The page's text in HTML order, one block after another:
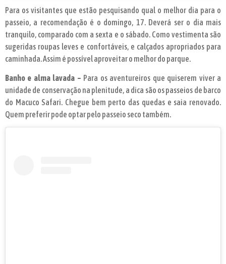
Para os visitantes que estão pesquisando qual o melhor dia para o
passeio, a recomendação é o domingo, 17. Deverá ser o dia mais
tranquilo, comparado com a sexta e o sábado. Como vestimenta são
sugeridas roupas leves e confortáveis, e calçados apropriados para
caminhada. Assim é possível aproveitar o melhor do parque.
Banho e alma lavada – Para os aventureiros que quiserem viver a
unidade de conservação na plenitude, a dica são os passeios de barco
do Macuco Safari. Chegue bem perto das quedas e saia renovado.
Quem preferir pode optar pelo passeio seco também.